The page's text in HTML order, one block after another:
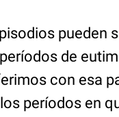
pueden
de
con esa
períodos en